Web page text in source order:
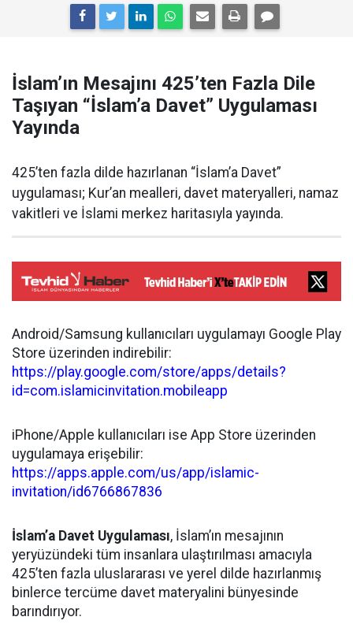
İslam’ın Mesajını 425’ten Fazla Dile
Taşıyan “İslam’a Davet” Uygulaması
Yayında
425’ten fazla dilde hazırlanan “İslam’a Davet”
uygulaması; Kur’an mealleri, davet materyalleri, namaz
vakitleri ve İslami merkez haritasıyla yayında.
Android/Samsung kullanıcıları uygulamayı Google Play
Store üzerinden indirebilir:
https://play.google.com/store/apps/details?
id=com.islamicinvitation.mobileapp
iPhone/Apple kullanıcıları ise App Store üzerinden
uygulamaya erişebilir:
https://apps.apple.com/us/app/islamic-
invitation/id6766867836
İslam’a Davet Uygulaması, İslam’ın mesajının
yeryüzündeki tüm insanlara ulaştırılması amacıyla
425’ten fazla uluslararası ve yerel dilde hazırlanmış
binlerce tercüme davet materyalini bünyesinde
barındırıyor.